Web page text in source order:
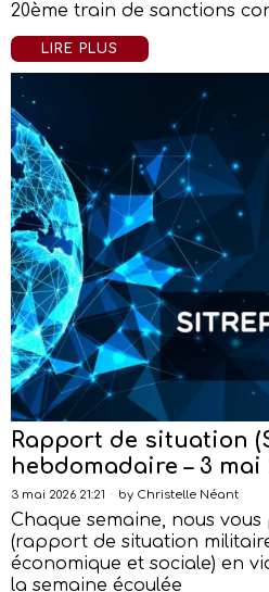
20ème train de sanctions
LIRE PLUS
Rapport de situation
hebdomadaire – 3 mai
3 mai 2026 21:21 by Christelle Néant
Chaque semaine, nous
(rapport de situation
économique et sociale) en
la semaine écoulée